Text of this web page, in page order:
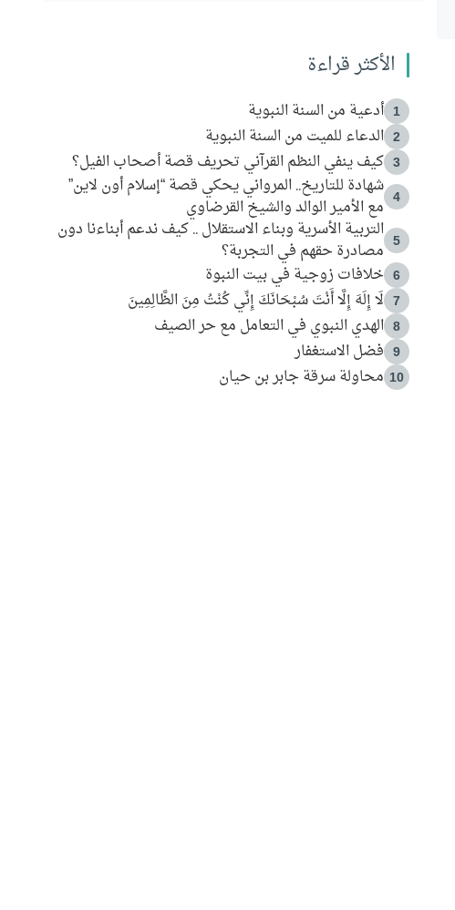
الأكثر قراءة
1 أدعية من السنة النبوية
2 الدعاء للميت من السنة النبوية
3 كيف ينفي النظم القرآني تحريف قصة أصحاب الفيل؟
4
شهادة للتاريخ.. المرواني يحكي قصة “إسلام أون لاين”
مع الأمير الوالد والشيخ القرضاوي
5
التربية الأسرية وبناء الاستقلال .. كيف ندعم أبناءنا دون
مصادرة حقهم في التجربة؟
6 خلافات زوجية في بيت النبوة
7 لَا إِلَهَ إِلَّا أَنْتَ سُبْحَانَكَ إِنِّي كُنْتُ مِنَ الظَّالِمِينَ
8 الهدي النبوي في التعامل مع حر الصيف
9 فضل الاستغفار
10 محاولة سرقة جابر بن حيان